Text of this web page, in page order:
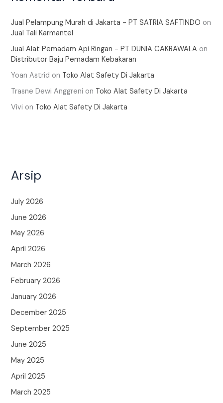
Jual Pelampung Murah di Jakarta - PT SATRIA SAFTINDO on
Jual Tali Karmantel
Jual Alat Pemadam Api Ringan - PT DUNIA CAKRAWALA on
Distributor Baju Pemadam Kebakaran
Yoan Astrid on Toko Alat Safety Di Jakarta
Trasne Dewi Anggreni on Toko Alat Safety Di Jakarta
Vivi on Toko Alat Safety Di Jakarta
Arsip
July 2026
June 2026
May 2026
April 2026
March 2026
February 2026
January 2026
December 2025
September 2025
June 2025
May 2025
April 2025
March 2025